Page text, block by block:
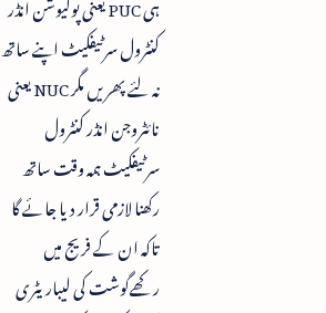
کنٹرول سرٹیفکیٹ اپنے ساتھ
نہ لئے پھریں مگر NUC یعنی
نائٹروجن انڈر کنٹرول
سرٹیفکیٹ ہمہ وقت ساتھ
رکھنا لازمی قرار دیا جائے گا
تاکہ ان کے فریج میں
رکھےگوشت کی لیباریٹری